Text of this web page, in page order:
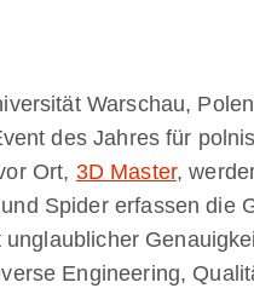
Warschau,
des Jahres für
Ort, 3D Master,
Spider erfassen die
Engineering,